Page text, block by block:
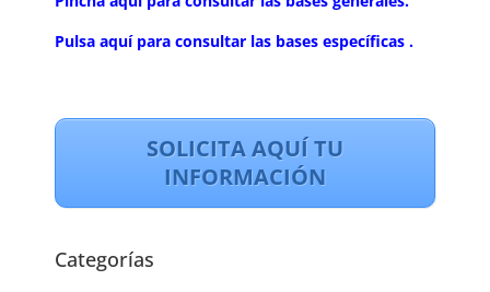
Pulsa aquí para consultar las bases específicas .
SOLICITA AQUÍ TU
INFORMACIÓN
Categorías